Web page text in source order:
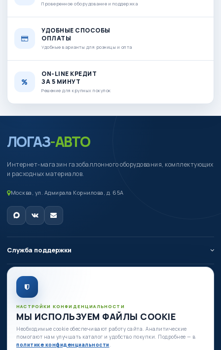
Проверенное оборудование и поддержка
УДОБНЫЕ СПОСОБЫ
ОПЛАТЫ
Удобные варианты для розницы и опта
ON-LINE КРЕДИТ
ЗА 5 МИНУТ
Решение для крупных покупок
ЛОГАЗ-АВТО
Интернет-магазин газобаллонного оборудования, комплектующих
и расходных материалов.
Москва, ул. Адмирала Корнилова, д. 65А
Служба поддержки
О компании
Личный кабинет
Есть вопросы по оборудованию?
+7 (980) 335-88-88
НАСТРОЙКИ КОНФИДЕНЦИАЛЬНОСТИ
МЫ ИСПОЛЬЗУЕМ ФАЙЛЫ COOKIE
Необходимые cookie обеспечивают работу сайта. Аналитические
помогают нам улучшать каталог и удобство покупки. Подробнее — в
политике конфиденциальности.